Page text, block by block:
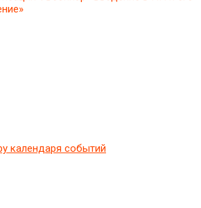
календаря событий